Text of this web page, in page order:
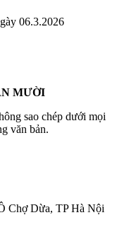
06.3.2026
MƯỜI
sao chép dưới mọi
văn bản.
Chợ Dừa, TP Hà Nội